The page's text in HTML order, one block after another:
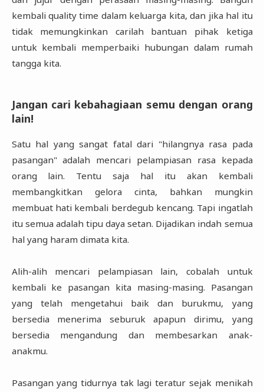
kembali quality time dalam keluarga kita, dan jika hal itu
tidak memungkinkan carilah bantuan pihak ketiga
untuk kembali memperbaiki hubungan dalam rumah
tangga kita.
Jangan cari kebahagiaan semu dengan orang
lain!
Satu hal yang sangat fatal dari "hilangnya rasa pada
pasangan" adalah mencari pelampiasan rasa kepada
orang lain. Tentu saja hal itu akan kembali
membangkitkan gelora cinta, bahkan mungkin
membuat hati kembali berdegub kencang. Tapi ingatlah
itu semua adalah tipu daya setan. Dijadikan indah semua
hal yang haram dimata kita.
Alih-alih mencari pelampiasan lain, cobalah untuk
kembali ke pasangan kita masing-masing. Pasangan
yang telah mengetahui baik dan burukmu, yang
bersedia menerima seburuk apapun dirimu, yang
bersedia mengandung dan membesarkan anak-
anakmu.
Pasangan yang tidurnya tak lagi teratur sejak menikah